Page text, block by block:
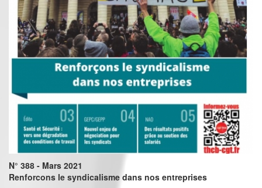
N° 388 - Mars 2021
Renforcons le syndicalisme dans nos entreprises